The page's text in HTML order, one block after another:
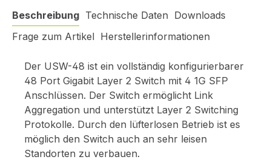
Beschreibung Technische Daten Downloads
Frage zum Artikel Herstellerinformationen
Der USW-48 ist ein vollständig konfigurierbarer
48 Port Gigabit Layer 2 Switch mit 4 1G SFP
Anschlüssen. Der Switch ermöglicht Link
Aggregation und unterstützt Layer 2 Switching
Protokolle. Durch den lüfterlosen Betrieb ist es
möglich den Switch auch an sehr leisen
Standorten zu verbauen.